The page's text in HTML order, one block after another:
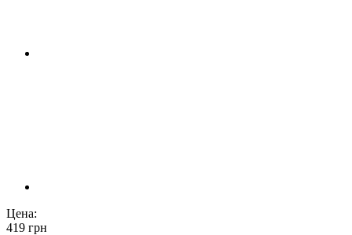
Цена:
419 грн